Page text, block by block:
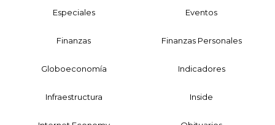
Especiales Eventos
Finanzas Finanzas Personales
Globoeconomía Indicadores
Infraestructura Inside